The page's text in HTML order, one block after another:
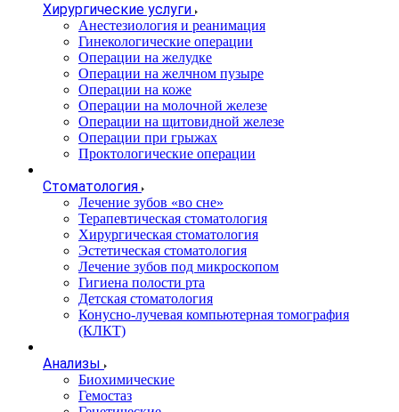
Хирургические услуги
Анестезиология и реанимация
Гинекологические операции
Операции на желудке
Операции на желчном пузыре
Операции на коже
Операции на молочной железе
Операции на щитовидной железе
Операции при грыжах
Проктологические операции
Стоматология
Лечение зубов «во сне»
Терапевтическая стоматология
Хирургическая стоматология
Эстетическая стоматология
Лечение зубов под микроскопом
Гигиена полости рта
Детская стоматология
Конусно-лучевая компьютерная томография
(КЛКТ)
Анализы
Биохимические
Гемостаз